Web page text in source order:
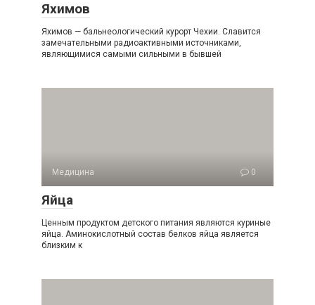
Яхимов
Яхимов — бальнеологический курорт Чехии. Славится
замечательными радиоактивными источниками,
являющимися самыми сильными в бывшей
Медицина 0
Яйца
Ценным продуктом детского питания являются куриные
яйца. Аминокислотный состав белков яйца является
близким к